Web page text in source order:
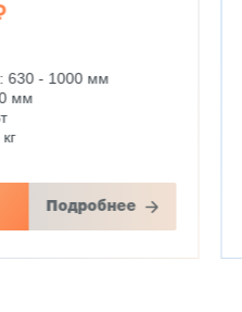
630 - 1000 мм
мм
Подробнее